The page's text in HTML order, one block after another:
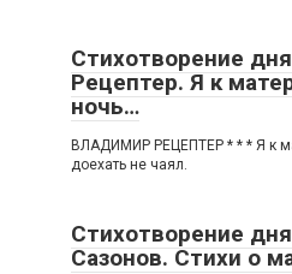
Стихотворение
Рецептер. Я к
ночь…
ВЛАДИМИР РЕЦЕПТЕР * * * Я к
доехать не чаял.
Стихотворение
Сазонов. Стихи о